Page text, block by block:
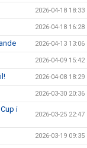
2026-04-18 18:33
2026-04-18 16:28
2026-04-13 13:06
2026-04-09 15:42
2026-04-08 18:29
2026-03-30 20:36
i
2026-03-25 22:47
2026-03-19 09:35